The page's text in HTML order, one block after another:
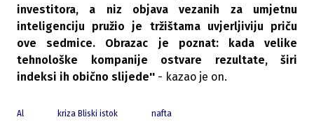
investitora, a niz objava vezanih za umjetnu
inteligenciju pružio je tržištama uvjerljiviju priču
ove sedmice. Obrazac je poznat: kada velike
tehnološke kompanije ostvare rezultate, širi
indeksi ih obično slijede'' - kazao je on.
Al kriza Bliski istok nafta